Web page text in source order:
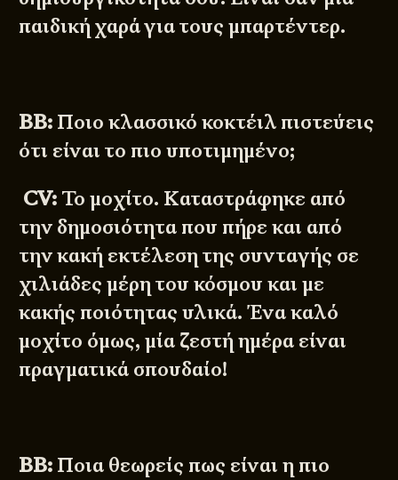
παιδική χαρά για τους μπαρτέντερ.
BB: Ποιο κλασσικό κοκτέιλ πιστεύεις
ότι είναι το πιο υποτιμημένο;
CV: Το μοχίτο. Καταστράφηκε από
την δημοσιότητα που πήρε και από
την κακή εκτέλεση της συνταγής σε
χιλιάδες μέρη του κόσμου και με
κακής ποιότητας υλικά. Ένα καλό
μοχίτο όμως, μία ζεστή ημέρα είναι
πραγματικά σπουδαίο!
BB: Ποια θεωρείς πως είναι η πιο